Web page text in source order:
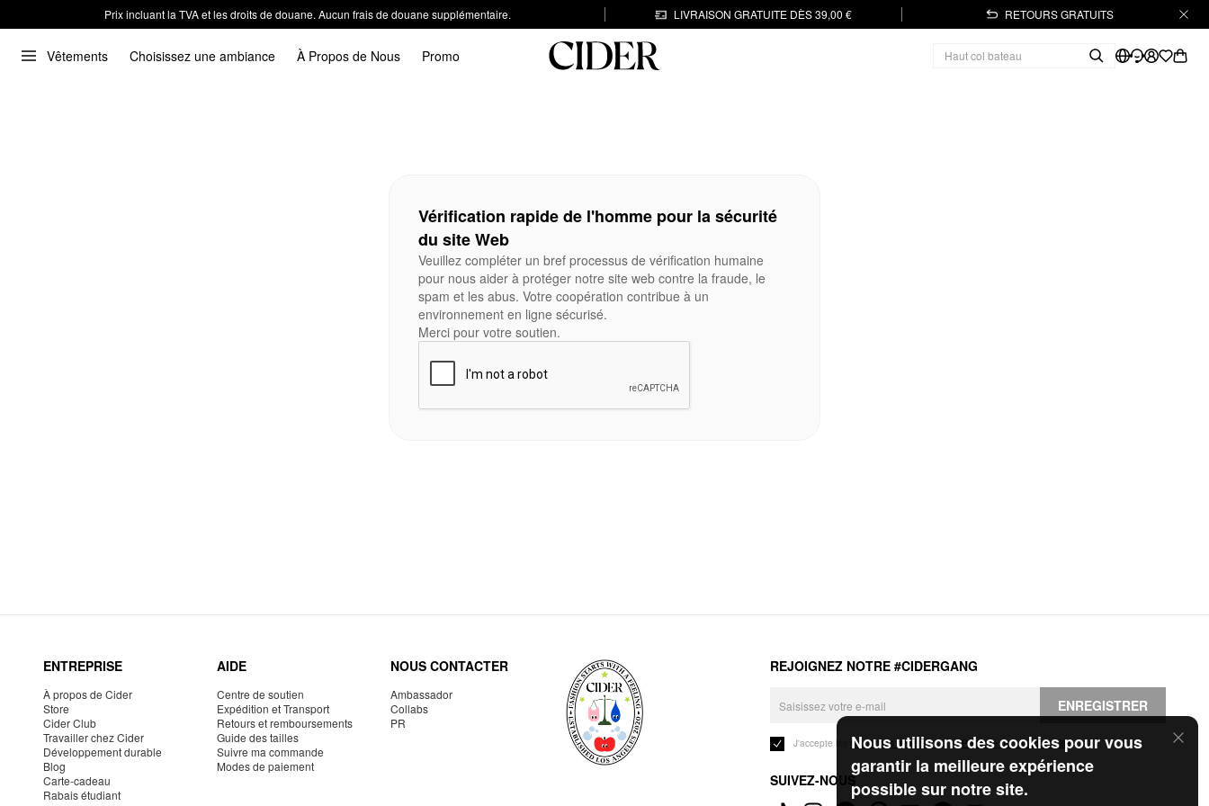
Prix incluant la TVA et les droits de douane. Aucun frais de douane supplémentaire. LIVRAISON GRATUITE DÈS 39,00 € RETOURS GRATUITS
Vêtements Choisissez une ambiance À Propos de Nous Promo
Nous utilisons des cookies pour vous
garantir la meilleure expérience
possible sur notre site.
Vérification rapide de l'homme pour la sécurité
du site Web
Veuillez compléter un bref processus de vérification humaine
pour nous aider à protéger notre site web contre la fraude, le
spam et les abus. Votre coopération contribue à un
environnement en ligne sécurisé.
Merci pour votre soutien.
ENTREPRISE
À propos de Cider
Store
Cider Club
Travailler chez Cider
Développement durable
Blog
Carte-cadeau
Rabais étudiant
AIDE
Centre de soutien
Expédition et Transport
Retours et remboursements
Guide des tailles
Suivre ma commande
Modes de paiement
NOUS CONTACTER
Ambassador
Collabs
PR
REJOIGNEZ NOTRE #CIDERGANG
ENREGISTRER
J'accepte les Conditions généraleset laPolitique de confidentialité.
SUIVEZ-NOUS